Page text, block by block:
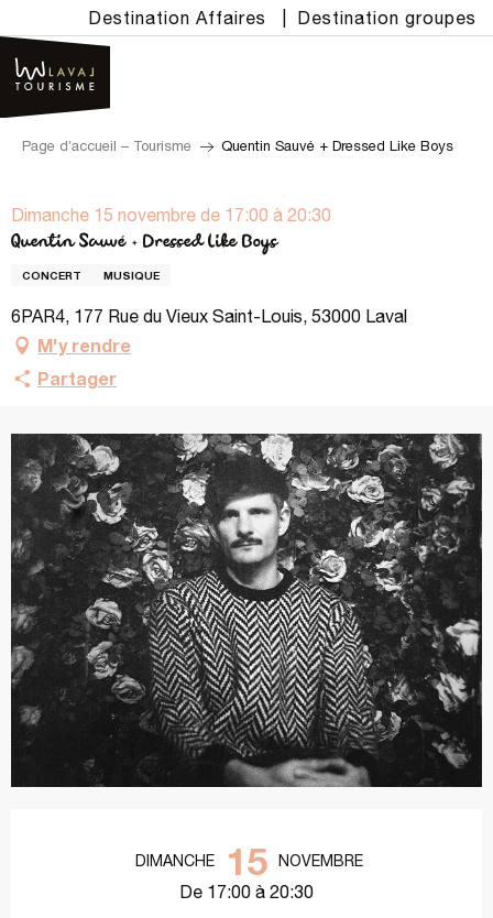
au
contenu
principal
Destination Affaires Destination groupes
Page d’accueil – Tourisme Quentin Sauvé + Dressed Like Boys
Dimanche 15 novembre de 17:00 à 20:30
Quentin Sauvé + Dressed Like Boys
CONCERT MUSIQUE
6PAR4, 177 Rue du Vieux Saint-Louis, 53000 Laval
M'y rendre
Partager
DIMANCHE 15 NOVEMBRE
De 17:00 à 20:30